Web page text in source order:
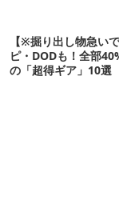
【※掘り出し物急い
ピ・DODも！全部
の「超得ギア」10選